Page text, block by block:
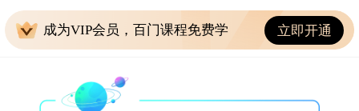
成为VIP会员，百门课程免费学 立即开通